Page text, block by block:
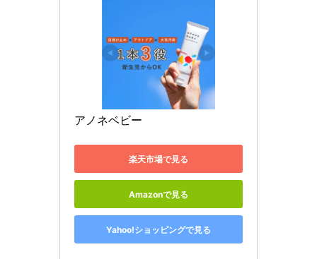
アノネベビー
楽天市場で見る
Amazonで見る
Yahoo!ショッピングで見る